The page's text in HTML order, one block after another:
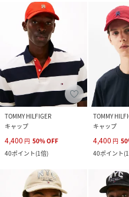
TOMMY HILFIGER
キャップ
4,400 円 50%OFF
40ポイント(1倍)
TOMMY
キャップ
4,400 円 50
40ポイント(